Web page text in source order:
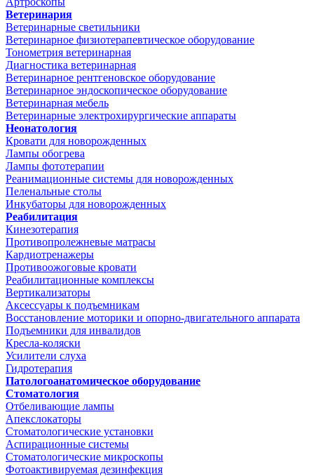
Ветеринария
Ветеринарные светильники
Ветеринарное физиотерапевтическое оборудование
Тонометрия ветеринарная
Диагностика ветеринарная
Ветеринарное рентгеновское оборудование
Ветеринарное эндоскопическое оборудование
Ветеринарная мебель
Ветеринарные электрохирургические аппараты
Неонатология
Кровати для новорожденных
Лампы обогрева
Лампы фототерапии
Реанимационные системы для новорожденных
Пеленальные столы
Инкубаторы для новорожденных
Реабилитация
Кинезотерапия
Противопролежневые матрасы
Кардиотренажеры
Противоожоговые кровати
Реабилитационные комплексы
Вертикализаторы
Аксессуары к подъемникам
Восстановление моторики и опорно-двигательного аппарата
Подъемники для инвалидов
Кресла-коляски
Усилители слуха
Гидротерапия
Патологоанатомическое оборудование
Стоматология
Отбеливающие лампы
Апекслокаторы
Стоматологические установки
Аспирационные системы
Стоматологические микроскопы
Фотоактивируемая дезинфекция